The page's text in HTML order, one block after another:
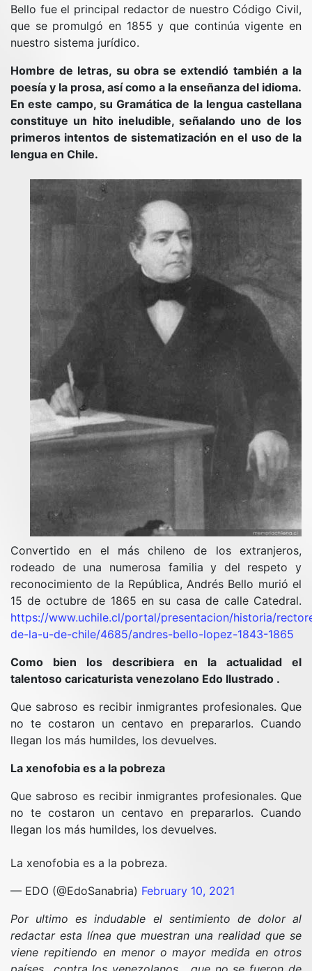
Bello fue el principal redactor de nuestro Código Civil,
que se promulgó en 1855 y que continúa vigente en
nuestro sistema jurídico.
Hombre de letras, su obra se extendió también a la
poesía y la prosa, así como a la enseñanza del idioma.
En este campo, su Gramática de la lengua castellana
constituye un hito ineludible, señalando uno de los
primeros intentos de sistematización en el uso de la
lengua en Chile.
Convertido en el más chileno de los extranjeros,
rodeado de una numerosa familia y del respeto y
reconocimiento de la República, Andrés Bello murió el
15 de octubre de 1865 en su casa de calle Catedral.
https://www.uchile.cl/portal/presentacion/historia/
de-la-u-de-chile/4685/andres-bello-lopez-1843-1865
Como bien los describiera en la actualidad el
talentoso caricaturista venezolano Edo Ilustrado .
Que sabroso es recibir inmigrantes profesionales. Que
no te costaron un centavo en prepararlos. Cuando
llegan los más humildes, los devuelves.
La xenofobia es a la pobreza
Que sabroso es recibir inmigrantes profesionales. Que
no te costaron un centavo en prepararlos. Cuando
llegan los más humildes, los devuelves.
La xenofobia es a la pobreza.
— EDO (@EdoSanabria) February 10, 2021
Por ultimo es indudable el sentimiento de dolor al
redactar esta línea que muestran una realidad que se
viene repitiendo en menor o mayor medida en otros